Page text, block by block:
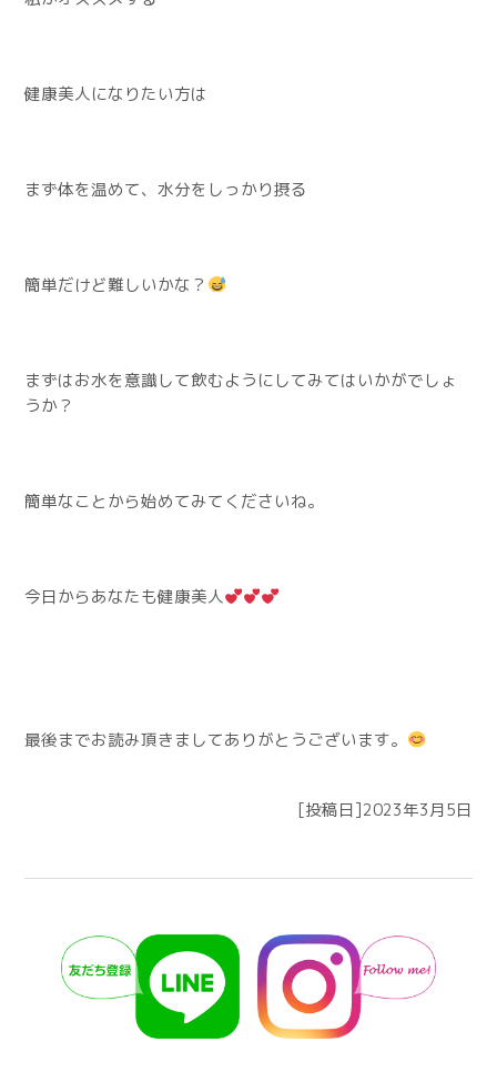
健康美人になりたい方は
まず体を温めて、水分をしっかり摂る
簡単だけど難しいかな？
まずはお水を意識して飲むようにしてみてはいかがでしょ
うか？
簡単なことから始めてみてくださいね。
今日からあなたも健康美人
最後までお読み頂きましてありがとうございます。
[投稿日]2023年3月5日